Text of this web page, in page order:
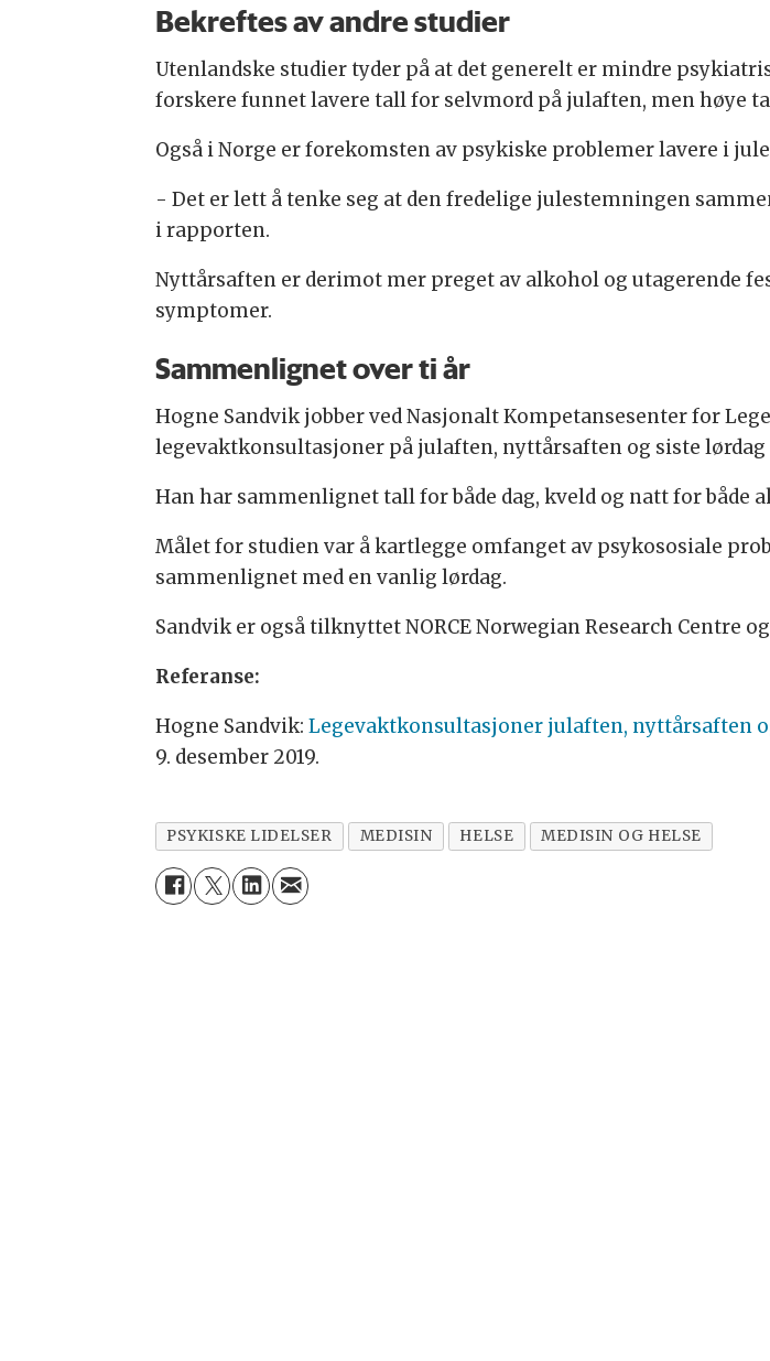
Bekreftes av andre studier
Utenlandske studier tyder på at det generelt er mindre
forskere funnet lavere tall for selvmord på julaften, men høye
Også i Norge er forekomsten av psykiske problemer lavere i
- Det er lett å tenke seg at den fredelige julestemningen
i rapporten.
Nyttårsaften er derimot mer preget av alkohol og utagerende
symptomer.
Sammenlignet over ti år
Hogne Sandvik jobber ved Nasjonalt Kompetansesenter for
legevaktkonsultasjoner på julaften, nyttårsaften og siste lørdag
Han har sammenlignet tall for både dag, kveld og natt for både
Målet for studien var å kartlegge omfanget av psykososiale
sammenlignet med en vanlig lørdag.
Sandvik er også tilknyttet NORCE Norwegian Research Centre
Referanse:
Hogne Sandvik: Legevaktkonsultasjoner julaften, nyttårsaften
9. desember 2019.
PSYKISKE LIDELSER MEDISIN HELSE MEDISIN OG HELSE